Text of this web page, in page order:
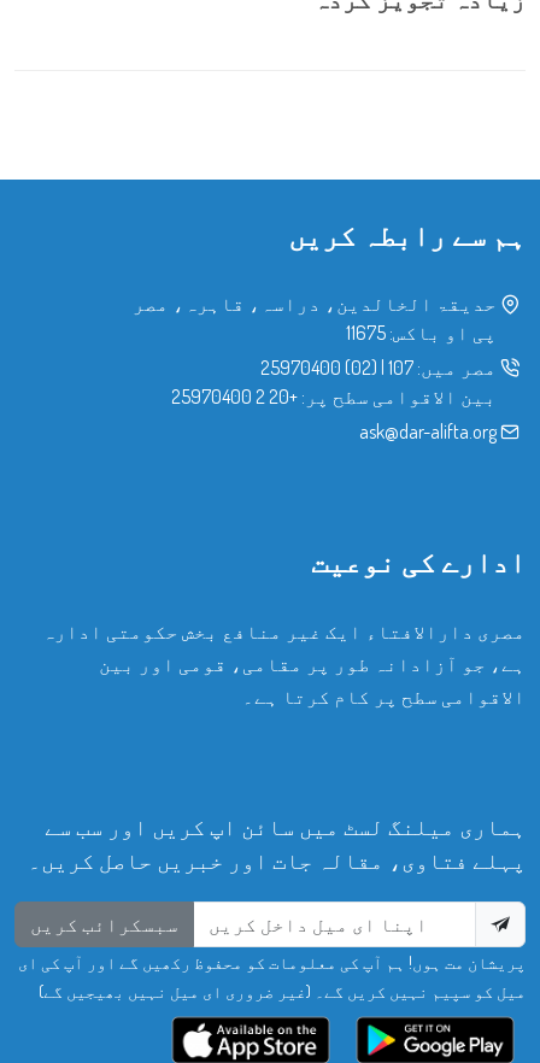
ہم سے رابطہ کریں
حدیقۃ الخالدین، دراسہ، قاہرہ، مصر
پی او باکس: 11675
مصر میں: 107
|
(02) 25970400
بین الاقوامی سطح پر: +20 2 25970400
ask@dar-alifta.org
ادارے کی نوعیت
مصری دارالافتاء ایک غیر منافع بخش حکومتی ادارہ
ہے، جو آزادانہ طور پر مقامی، قومی اور بین
الاقوامی سطح پر کام کرتا ہے۔
ہماری میلنگ لسٹ میں سائن اپ کریں اور سب سے
پہلے فتاوی، مقالہ جات اور خبریں حاصل کریں۔
سبسکرائب کریں
پریشان مت ہوں! ہم آپ کی معلومات کو محفوظ رکھیں گے اور آپ کی ای
میل کو سپیم نہیں کریں گے۔ (غیر ضروری ای میل نہیں بھیجیں گے)